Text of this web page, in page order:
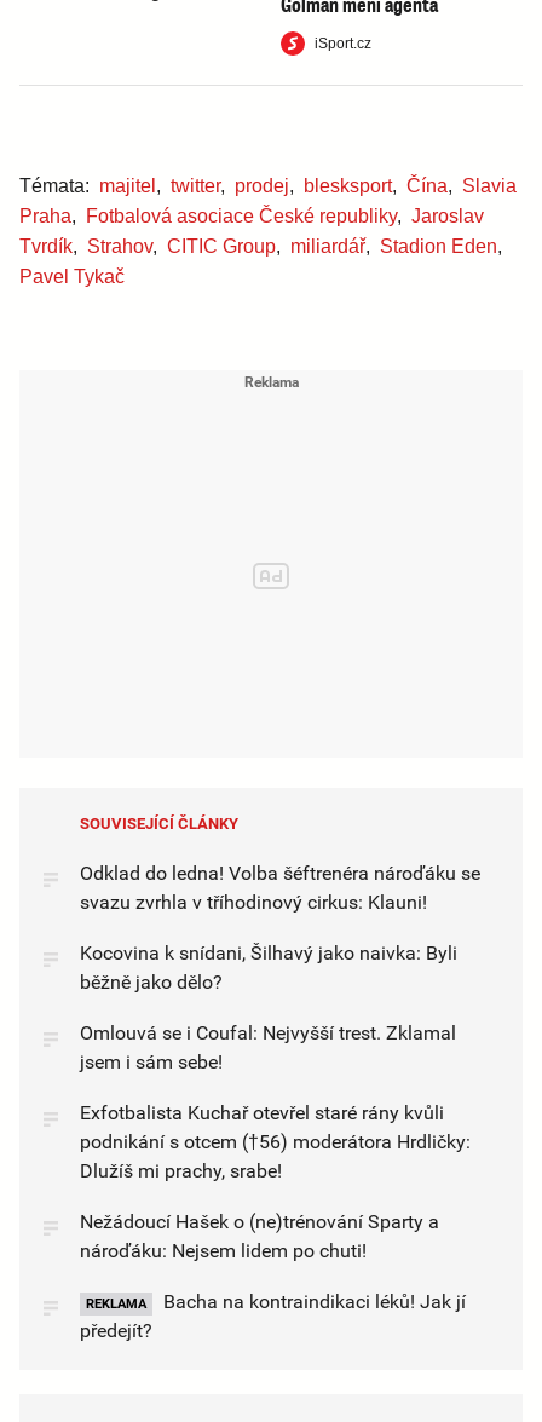
iSport.cz
Témata: majitel , twitter, prodej, blesksport, Čína, Slavia
Praha, Fotbalová asociace České republiky, Jaroslav
Tvrdík, Strahov, CITIC Group, miliardář, Stadion Eden,
Pavel Tykač
SOUVISEJÍCÍ ČLÁNKY
Odklad do ledna! Volba šéftrenéra nároďáku se
svazu zvrhla v tříhodinový cirkus: Klauni!
Kocovina k snídani, Šilhavý jako naivka: Byli
běžně jako dělo?
Omlouvá se i Coufal: Nejvyšší trest. Zklamal
jsem i sám sebe!
Exfotbalista Kuchař otevřel staré rány kvůli
podnikání s otcem (†56) moderátora Hrdličky:
Dlužíš mi prachy, srabe!
Nežádoucí Hašek o (ne)trénování Sparty a
nároďáku: Nejsem lidem po chuti!
REKLAMA
Bacha na kontraindikaci léků! Jak jí
předejít?